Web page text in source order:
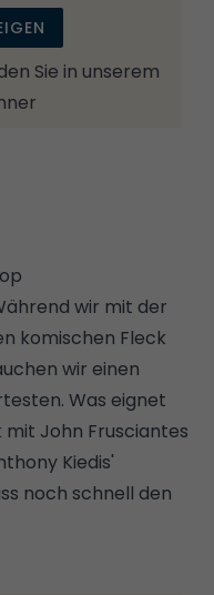
Sie in unserem
wir mit der
komischen Fleck
wir einen
Was eignet
John Frusciantes
Kiedis'
noch schnell den